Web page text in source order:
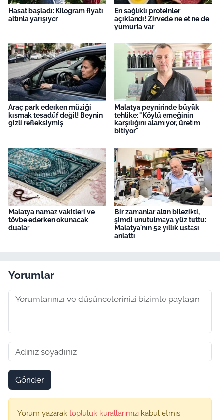
Hasat başladı: Kilogram fiyatı
altınla yarışıyor
En sağlıklı proteinler
açıklandı! Zirvede ne et ne de
yumurta var
Araç park ederken müziği
kısmak tesadüf değil! Beynin
gizli refleksiymiş
Malatya peynirinde büyük
tehlike: "Köylü emeğinin
karşılığını alamıyor, üretim
bitiyor"
Malatya namaz vakitleri ve
tövbe ederken okunacak
dualar
Bir zamanlar altın bilezikti,
şimdi unutulmaya yüz tuttu:
Malatya'nın 52 yıllık ustası
anlattı
Yorumlar
Gönder
Yorum yazarak topluluk kurallarımızı kabul etmiş